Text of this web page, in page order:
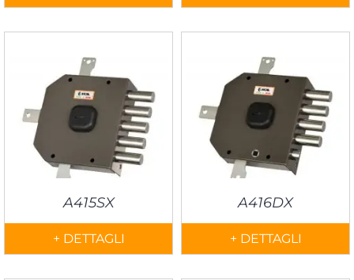
A415SX
+ DETTAGLI
A416DX
+ DETTAGLI